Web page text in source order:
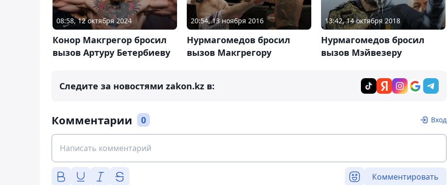
08:58, 12 октября 2024
Конор Макгрегор бросил
вызов Артуру Бетербиеву
20:54, 13 ноября 2016
Нурмагомедов бросил
вызов Макгрегору
13:42, 14 октября 2018
Нурмагомедов бросил
вызов Мэйвезеру
Следите за новостями zakon.kz в:
Комментарии 0 Вход
Комментировать